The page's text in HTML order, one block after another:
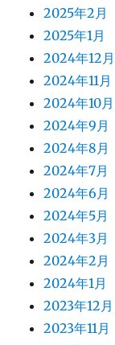
2025年2月
2025年1月
2024年12月
2024年11月
2024年10月
2024年9月
2024年8月
2024年7月
2024年6月
2024年5月
2024年3月
2024年2月
2024年1月
2023年12月
2023年11月